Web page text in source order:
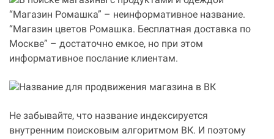
“Магазин Ромашка” – неинформативное название.
“Магазин цветов Ромашка. Бесплатная доставка по
Москве” – достаточно емкое, но при этом
информативное послание клиентам.
Не забывайте, что название индексируется
внутренним поисковым алгоритмом ВК. И поэтому